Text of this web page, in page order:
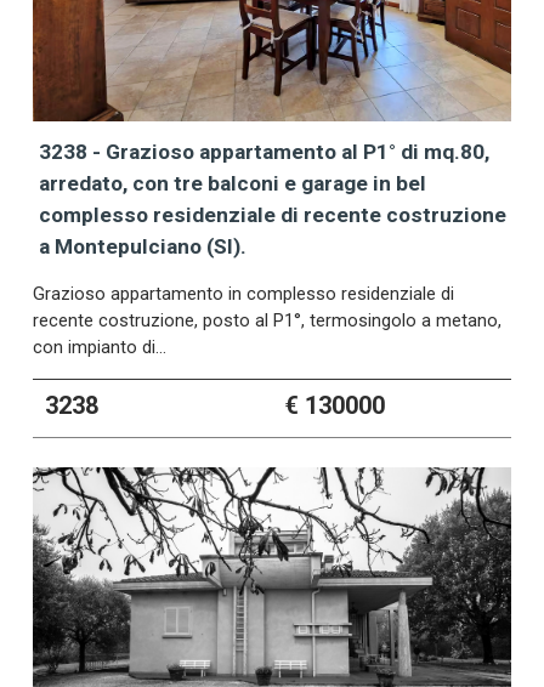
3238 - Grazioso appartamento al P1° di mq.80,
arredato, con tre balconi e garage in bel
complesso residenziale di recente costruzione
a Montepulciano (SI).
Grazioso appartamento in complesso residenziale di
recente costruzione, posto al P1°, termosingolo a metano,
con impianto di…
3238 € 130000